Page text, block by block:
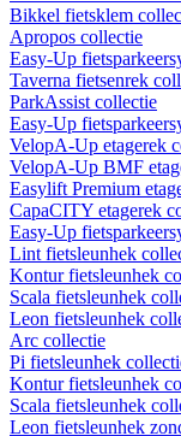
Bikkel fietsklem
Apropos collectie
Easy-Up
Taverna fietsenrek
ParkAssist collectie
Easy-Up
VelopA-Up etagerek
VelopA-Up BMF
Easylift Premium
CapaCITY etagerek
Easy-Up
Lint fietsleunhek
Kontur fietsleunhek
Scala fietsleunhek
Leon fietsleunhek
Arc collectie
Pi fietsleunhek
Kontur fietsleunhek
Scala fietsleunhek
Leon fietsleunhek